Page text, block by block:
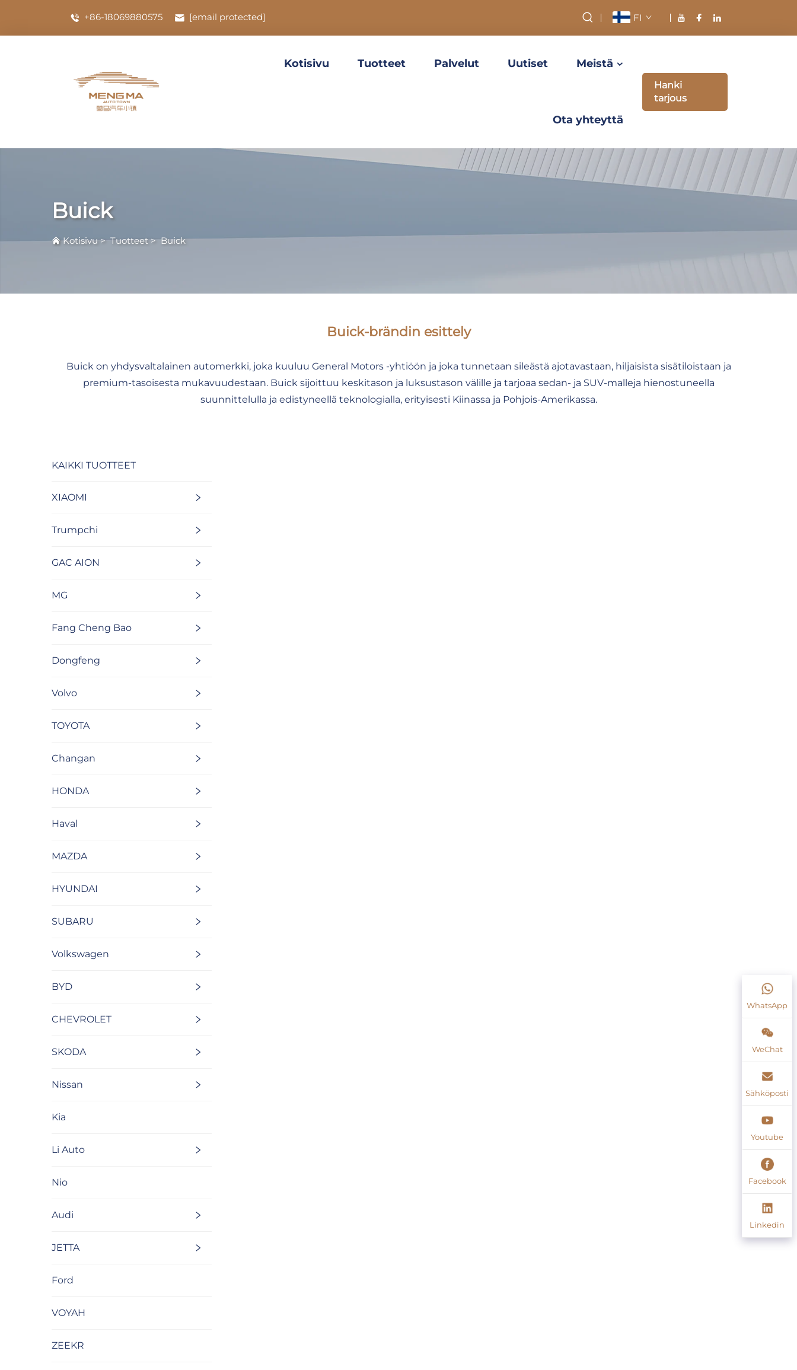
+86-18069880575 [email protected] FI
Kotisivu Tuotteet Palvelut Uutiset Meistä
Ota yhteyttä
Hanki
tarjous
Buick
Kotisivu>Tuotteet>Buick
Buick-brändin esittely
Buick on yhdysvaltalainen automerkki, joka kuuluu General Motors -yhtiöön ja joka tunnetaan sileästä ajotavastaan, hiljaisista sisätiloistaan ja
premium-tasoisesta mukavuudestaan. Buick sijoittuu keskitason ja luksustason välille ja tarjoaa sedan- ja SUV-malleja hienostuneella
suunnittelulla ja edistyneellä teknologialla, erityisesti Kiinassa ja Pohjois-Amerikassa.
KAIKKI TUOTTEET
XIAOMI
Trumpchi
GAC AION
MG
Fang Cheng Bao
Dongfeng
Volvo
TOYOTA
Changan
HONDA
Haval
MAZDA
HYUNDAI
SUBARU
Volkswagen
BYD
CHEVROLET
SKODA
Nissan
Kia
Li Auto
Nio
Audi
JETTA
Ford
VOYAH
ZEEKR
WhatsApp
WeChat
Sähköposti
Youtube
Facebook
Linkedin